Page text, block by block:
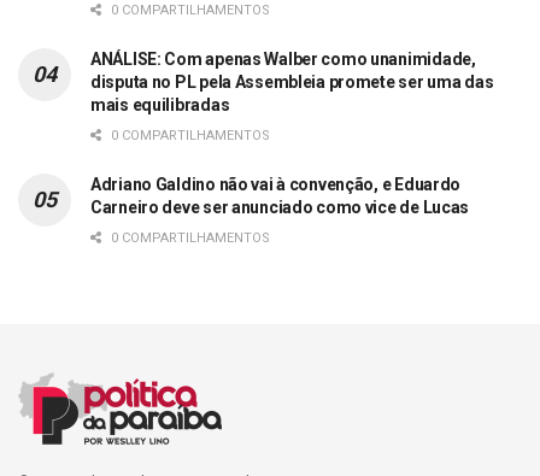
0 COMPARTILHAMENTOS
ANÁLISE: Com apenas Walber como unanimidade,
disputa no PL pela Assembleia promete ser uma das
mais equilibradas
0 COMPARTILHAMENTOS
Adriano Galdino não vai à convenção, e Eduardo
Carneiro deve ser anunciado como vice de Lucas
0 COMPARTILHAMENTOS